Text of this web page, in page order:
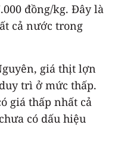
đồng/kg. Đây là
cả nước trong
giá thịt lợn
trì ở mức thấp.
giá thấp nhất cả
có dấu hiệu